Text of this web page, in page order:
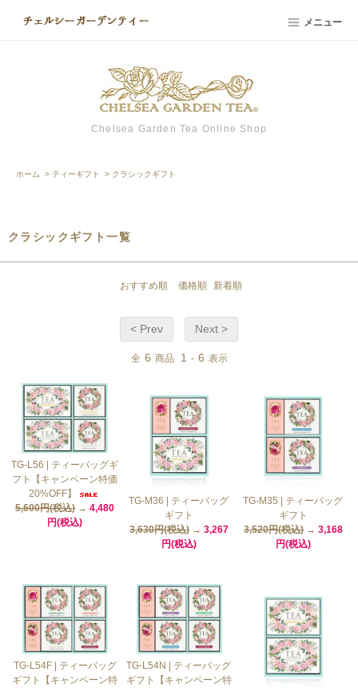
メニュー
Chelsea Garden Tea Online Shop
ホーム > ティーギフト > クラシックギフト
クラシックギフト一覧
おすすめ順 価格順 新着順
< Prev Next >
全 6 商品 1 - 6 表示
TG-L56 | ティーバッグギ
フト【キャンペーン特価
20%OFF】
5,600円(税込)→4,480
円(税込)
TG-M36 | ティーバッグ
ギフト
3,630円(税込)→ 3,267
円(税込)
TG-M35 | ティーバッグ
ギフト
3,520円(税込)→ 3,168
円(税込)
TG-L54F | ティーバッグ
ギフト【キャンペーン特
TG-L54N | ティーバッグ
ギフト【キャンペーン特